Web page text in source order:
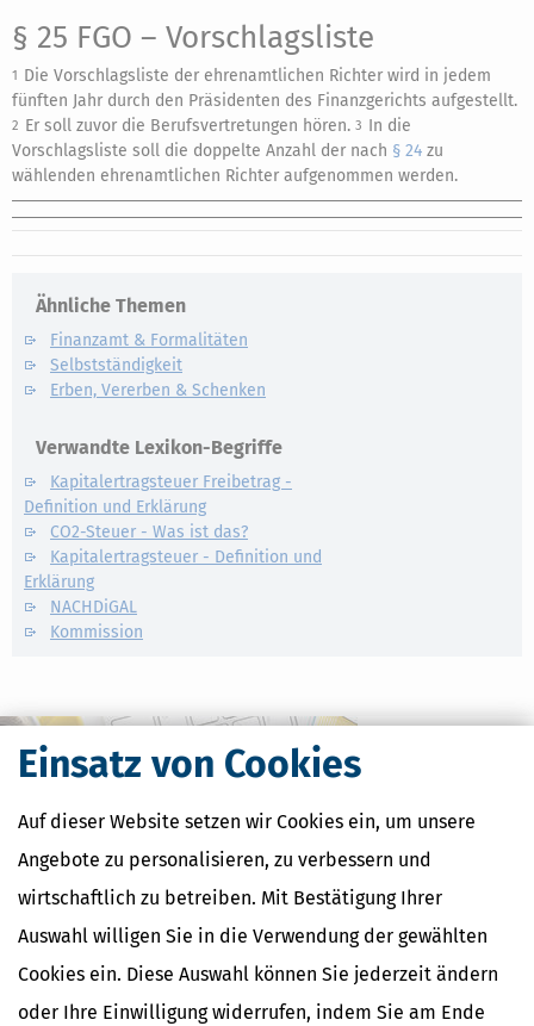
Einsatz von Cookies
Auf dieser Website setzen wir Cookies ein, um unsere
Angebote zu personalisieren, zu verbessern und
wirtschaftlich zu betreiben. Mit Bestätigung Ihrer
Auswahl willigen Sie in die Verwendung der gewählten
Cookies ein. Diese Auswahl können Sie jederzeit ändern
oder Ihre Einwilligung widerrufen, indem Sie am Ende
§ 25 FGO – Vorschlagsliste
1 Die Vorschlagsliste der ehrenamtlichen Richter wird in jedem
fünften Jahr durch den Präsidenten des Finanzgerichts aufgestellt.
2 Er soll zuvor die Berufsvertretungen hören. 3 In die
Vorschlagsliste soll die doppelte Anzahl der nach § 24 zu
wählenden ehrenamtlichen Richter aufgenommen werden.
Ähnliche Themen
Finanzamt & Formalitäten
Selbstständigkeit
Erben, Vererben & Schenken
Verwandte Lexikon-Begriffe
Kapitalertragsteuer Freibetrag -
Definition und Erklärung
CO2-Steuer - Was ist das?
Kapitalertragsteuer - Definition und
Erklärung
NACHDiGAL
Kommission